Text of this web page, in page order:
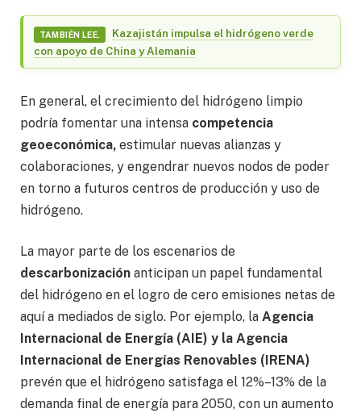
TAMBIÉN LEE.
Kazajistán impulsa el hidrógeno verde
con apoyo de China y Alemania
En general, el crecimiento del hidrógeno limpio
podría fomentar una intensa competencia
geoeconómica, estimular nuevas alianzas y
colaboraciones, y engendrar nuevos nodos de poder
en torno a futuros centros de producción y uso de
hidrógeno.
La mayor parte de los escenarios de
descarbonización anticipan un papel fundamental
del hidrógeno en el logro de cero emisiones netas de
aquí a mediados de siglo. Por ejemplo, la Agencia
Internacional de Energía (AIE) y la Agencia
Internacional de Energías Renovables (IRENA)
prevén que el hidrógeno satisfaga el 12%–13% de la
demanda final de energía para 2050, con un aumento